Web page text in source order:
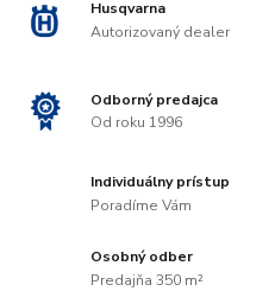
Husqvarna
Autorizovaný dealer
Odborný predajca
Od roku 1996
Individuálny prístup
Poradíme Vám
Osobný odber
Predajňa 350 m²